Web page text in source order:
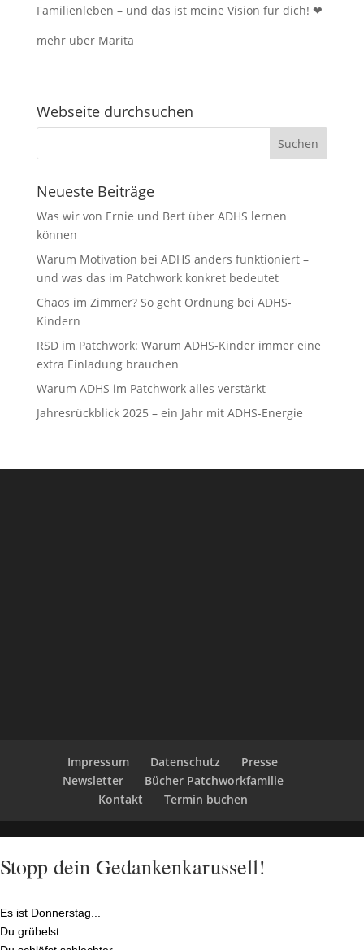
Familienleben – und das ist meine Vision für dich! ❤
mehr über Marita
Webseite durchsuchen
Neueste Beiträge
Was wir von Ernie und Bert über ADHS lernen
können
Warum Motivation bei ADHS anders funktioniert –
und was das im Patchwork konkret bedeutet
Chaos im Zimmer? So geht Ordnung bei ADHS-
Kindern
RSD im Patchwork: Warum ADHS-Kinder immer eine
extra Einladung brauchen
Warum ADHS im Patchwork alles verstärkt
Jahresrückblick 2025 – ein Jahr mit ADHS-Energie
Impressum Datenschutz
Presse
Newsletter
Bücher Patchworkfamilie
Kontakt
Termin buchen
Stopp dein Gedankenkarussell!
Es ist Donnerstag...
Du grübelst.